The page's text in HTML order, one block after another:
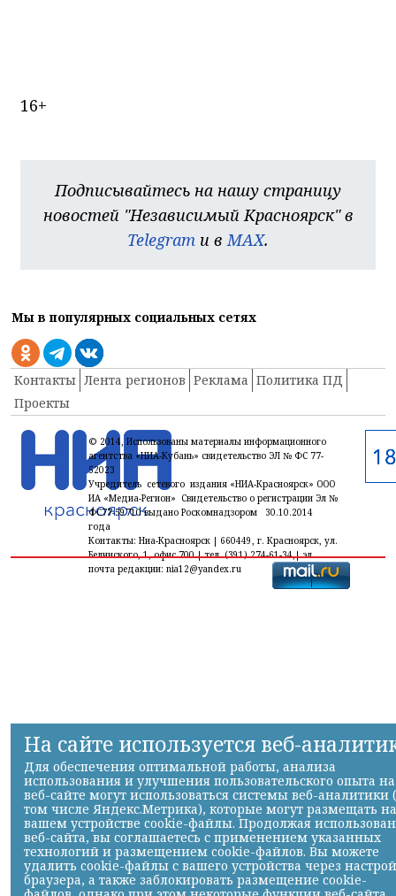
16+
Подписывайтесь на нашу страницу
новостей "Независимый Красноярск" в
Telegram и в MAX.
Мы в популярных социальных сетях
Контакты Лента регионов Реклама Политика ПД
Проекты
© 2014, Использованы материалы информационного
агентства «НИА-Кубань» свидетельство ЭЛ № ФС 77-
52023
Учредитель сетевого издания «НИА-Красноярск» ООО
ИА «Медиа-Регион» Свидетельство о регистрации Эл №
ФС77-59710 выдано Роскомнадзором 30.10.2014
года
Контакты: Ниа-Красноярск | 660449, г. Красноярск, ул.
Белинского, 1, офис 700 | тел. (391) 274-61-34,| эл.
почта редакции: nia12@yandex.ru
На сайте используется веб-
Для обеспечения оптимальной работы, анализа
использования и улучшения пользовательского опыта на
веб-сайте могут использоваться системы веб-аналитики
том числе Яндекс.Метрика), которые могут размещать на
вашем устройстве cookie-файлы. Продолжая
веб-сайта, вы соглашаетесь с применением указанных
технологий и размещением cookie-файлов. Вы можете
удалить cookie-файлы с вашего устройства через
браузера, а также заблокировать размещение cookie-